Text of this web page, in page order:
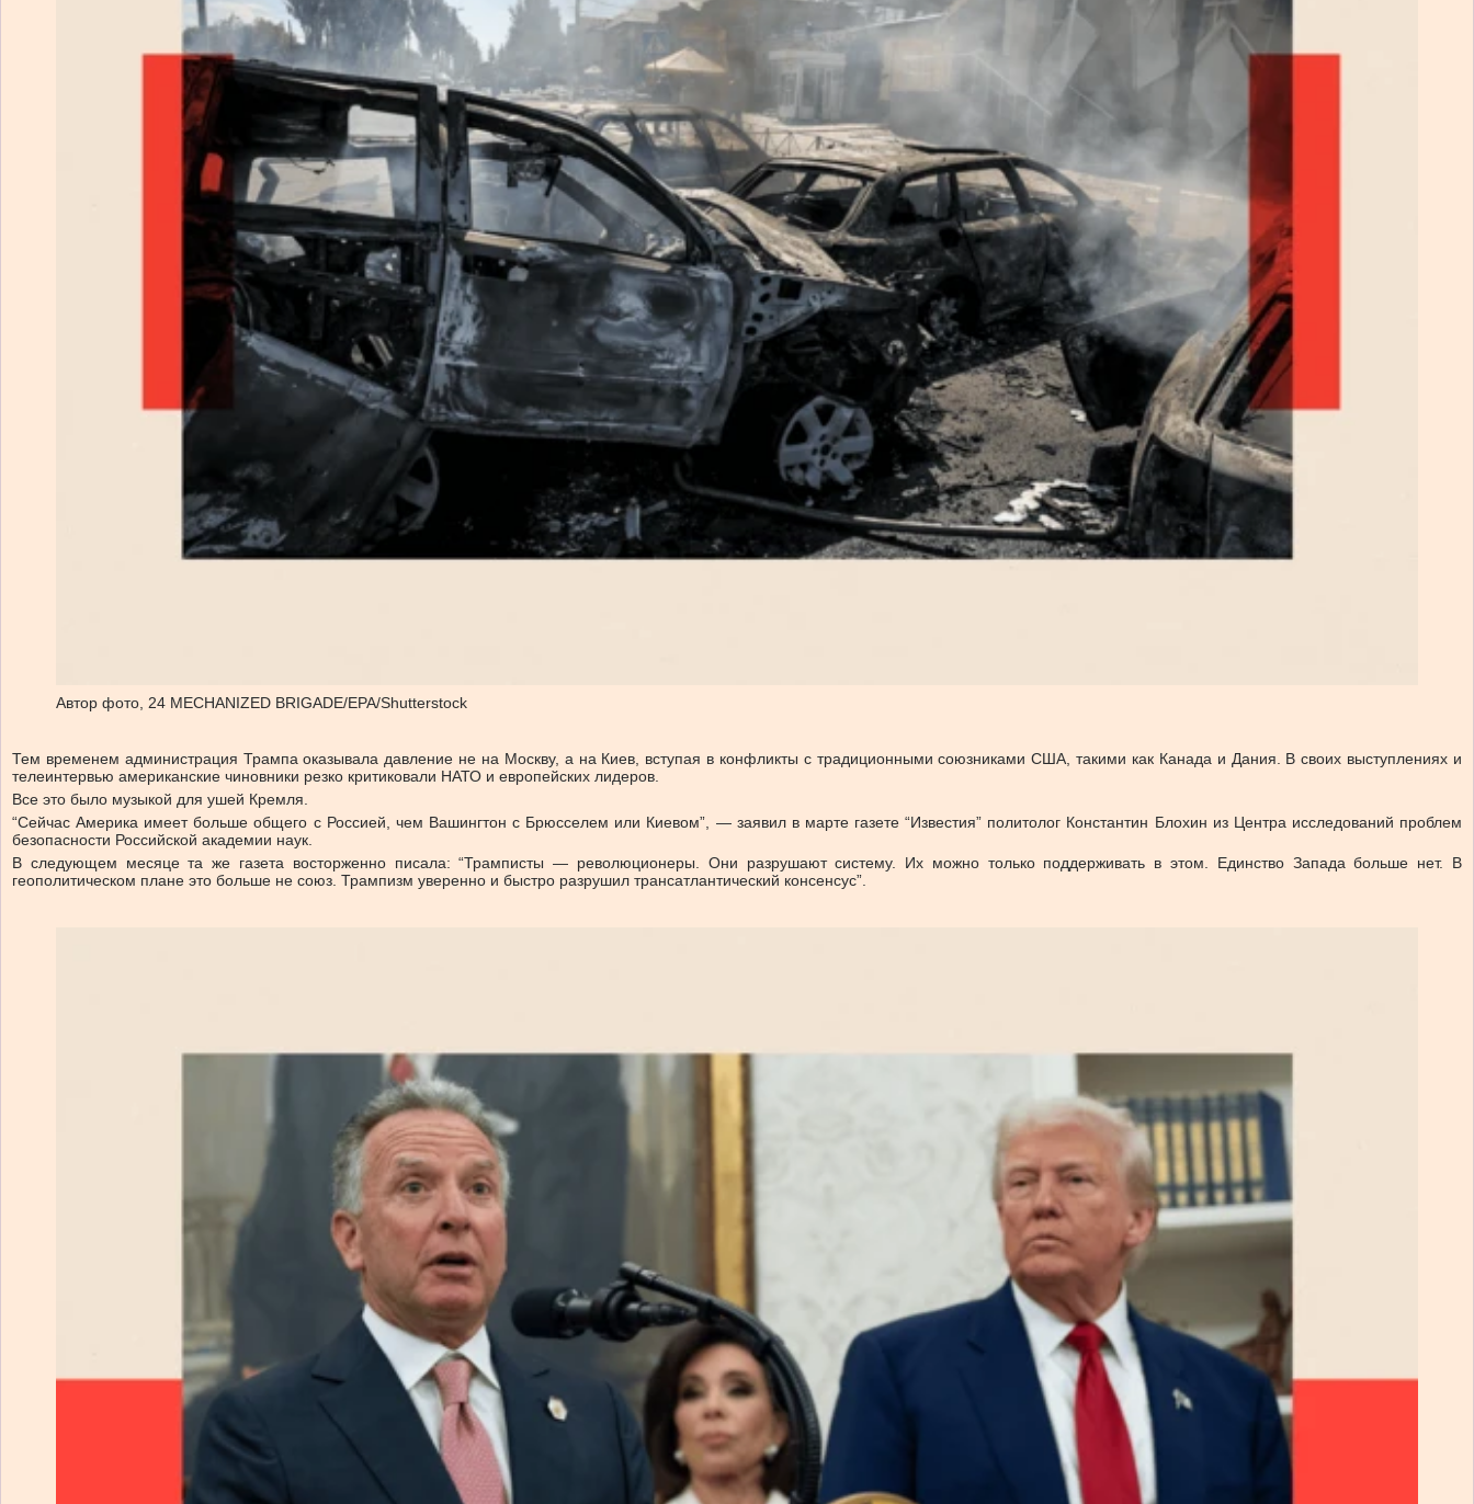
Автор фото, 24 MECHANIZED BRIGADE/EPA/Shutterstock
Тем временем администрация Трампа оказывала давление не на Москву, а на Киев, вступая в конфликты с традиционными союзниками США, такими как Канада и Дания. В своих выступлениях и
телеинтервью американские чиновники резко критиковали НАТО и европейских лидеров.
Все это было музыкой для ушей Кремля.
“Сейчас Америка имеет больше общего с Россией, чем Вашингтон с Брюсселем или Киевом”, — заявил в марте газете “Известия” политолог Константин Блохин из Центра исследований проблем
безопасности Российской академии наук.
В следующем месяце та же газета восторженно писала: “Трамписты — революционеры. Они разрушают систему. Их можно только поддерживать в этом. Единство Запада больше нет. В
геополитическом плане это больше не союз. Трампизм уверенно и быстро разрушил трансатлантический консенсус”.